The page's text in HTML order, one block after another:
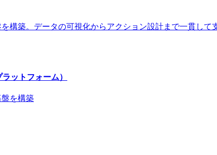
構築。データの可視化からアクション設計まで一貫して
ットフォーム）
を構築